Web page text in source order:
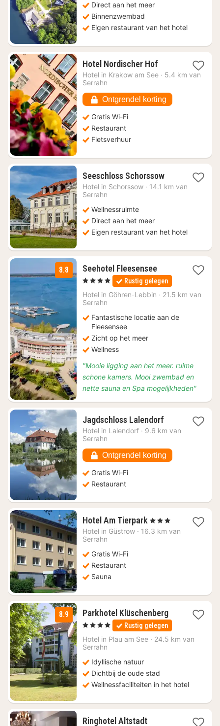
120
Direct aan het meer
Binnenzwembad
Eigen restaurant van het hotel
Hotel Nordischer Hof1
nacht
99,07
Hotel in Krakow am See · 5.4 km van
Serrahn
Ontgrendel korting
Gratis Wi-Fi
Restaurant
Fietsverhuur
Seeschloss Schorssow1
nacht
Hotel in Schorssow · 14.1 km van
Serrahn
Wellnessruimte
Direct aan het meer
Eigen restaurant van het hotel
8.8 Seehotel Fleesensee1
nacht
vanaf
€
, 4 Sterren Rustig gelegen
Hotel in Göhren-Lebbin · 21.5 km van
Serrahn
Fantastische locatie aan de
Fleesensee
Zicht op het meer
Wellness
"Mooie ligging aan het meer. ruime
schone kamers. Mooi zwembad en
nette sauna en Spa mogelijkheden"
Jagdschloss Lalendorf1
nacht
100,09
Hotel in Lalendorf · 9.6 km van
Serrahn
Ontgrendel korting
Gratis Wi-Fi
Restaurant
Hotel Am Tierpark 1
nacht
, 3 Sterren
Hotel in Güstrow · 16.3 km van
Serrahn
Gratis Wi-Fi
Restaurant
Sauna
8.9 Parkhotel Klüschenberg1
nacht
vanaf
€
, 4 Sterren Rustig gelegen
Hotel in Plau am See · 24.5 km van
Serrahn
Idyllische natuur
Dichtbij de oude stad
Wellnessfaciliteiten in het hotel
Ringhotel Altstadt1